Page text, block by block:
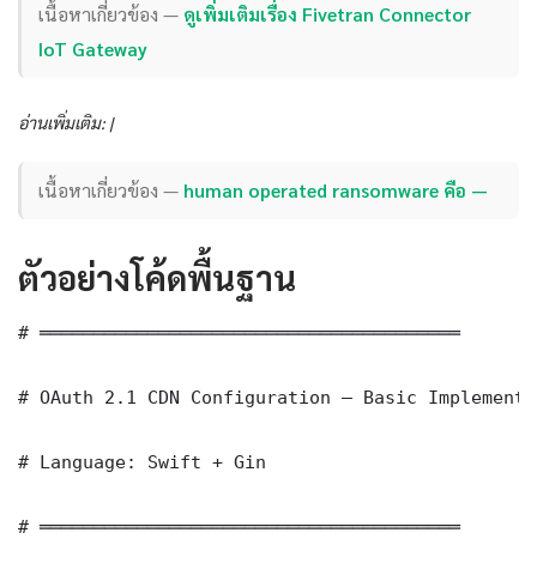
เนื้อหาเกี่ยวข้อง — ดูเพิ่มเติมเรื่อง Fivetran Connector
IoT Gateway
อ่านเพิ่มเติม: |
เนื้อหาเกี่ยวข้อง — human operated ransomware คือ —
ตัวอย่างโค้ดพื้นฐาน
# ═══════════════════════════════════════
# OAuth 2.1 CDN Configuration — Basic
# Language: Swift + Gin
# ═══════════════════════════════════════